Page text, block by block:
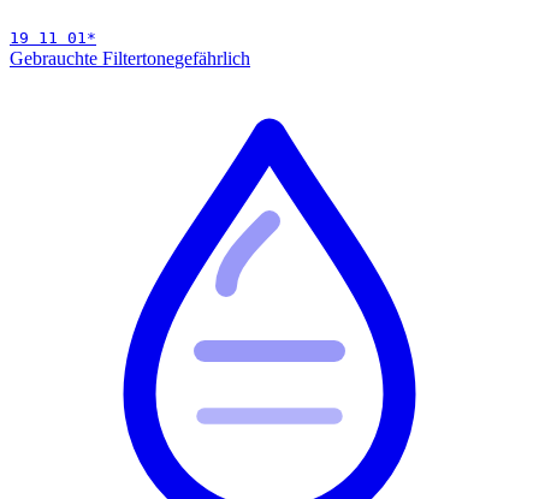
19 11 01*
Gebrauchte Filtertonegefährlich